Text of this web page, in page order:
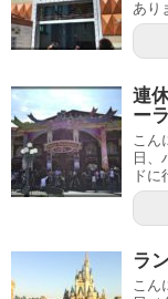
あり
連
ー
こん
日、
ドに
ラ
こん